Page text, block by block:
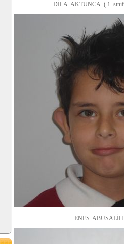
DİLA AKTUNCA ( 1. sınıf 2.
ENES ABUSALİH ( il